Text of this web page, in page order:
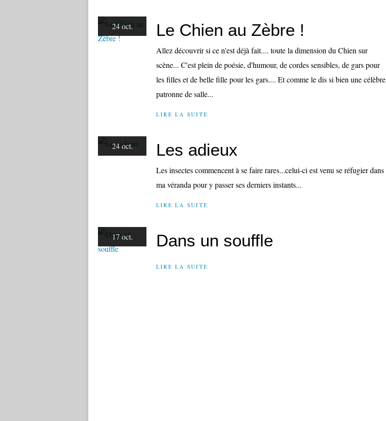
24 oct. Le Chien au Zèbre !
Allez découvrir si ce n'est déjà fait.... toute la dimension du Chien sur
scène... C'est plein de poésie, d'humour, de cordes sensibles, de gars pour
les filles et de belle fille pour les gars.... Et comme le dis si bien une célèbre
patronne de salle...
LIRE LA SUITE
24 oct. Les adieux
Les insectes commencent à se faire rares...celui-ci est venu se réfugier dans
ma véranda pour y passer ses derniers instants...
LIRE LA SUITE
17 oct. Dans un souffle
LIRE LA SUITE